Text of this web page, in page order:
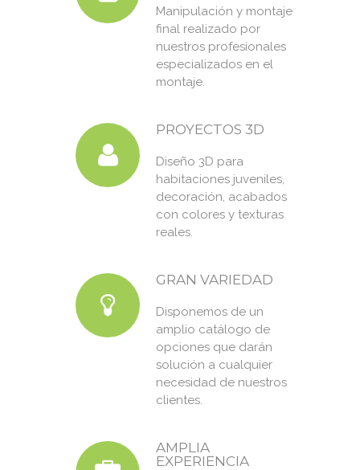
Manipulación y montaje
final realizado por
nuestros profesionales
especializados en el
montaje.
PROYECTOS 3D
Diseño 3D para
habitaciones juveniles,
decoración, acabados
con colores y texturas
reales.
GRAN VARIEDAD
Disponemos de un
amplio catálogo de
opciones que darán
solución a cualquier
necesidad de nuestros
clientes.
AMPLIA
EXPERIENCIA